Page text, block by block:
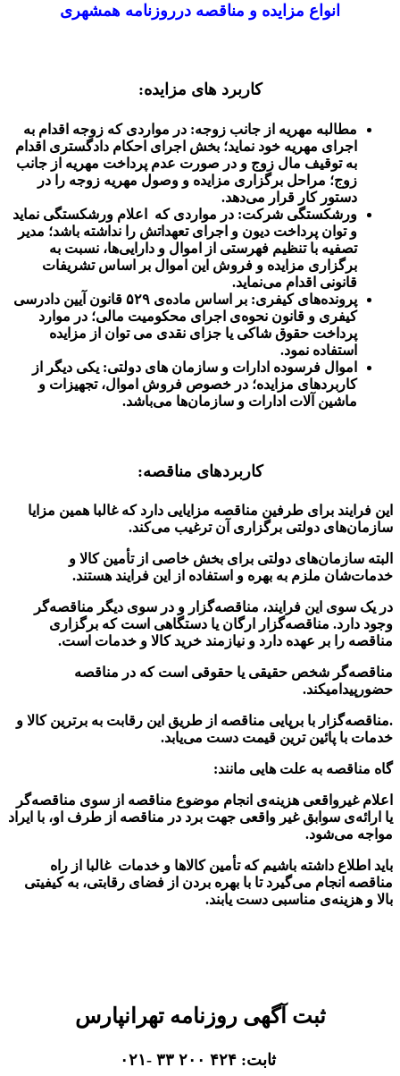
انواع مزایده و مناقصه درروزنامه همشهری
کاربرد های مزایده:
مطالبه مهریه از جانب زوجه: در مواردی که زوجه اقدام به
اجرای مهریه خود نماید؛ بخش اجرای احکام دادگستری اقدام
به توقیف مال زوج و در صورت عدم پرداخت مهریه از جانب
زوج؛ مراحل برگزاری مزایده و وصول مهریه زوجه را در
دستور کار قرار می‌دهد.
ورشکستگی شرکت: در مواردی که اعلام ورشکستگی نماید
و توان پرداخت دیون و اجرای تعهداتش را نداشته باشد؛ مدیر
تصفیه با تنظیم فهرستی از اموال و دارایی‌ها، نسبت به
برگزاری مزایده و فروش این اموال بر اساس تشریفات
قانونی اقدام می‌نماید.
پرونده‌های کیفری: بر اساس ماده‌ی ۵۲۹ قانون آیین دادرسی
کیفری و قانون نحوه‌ی اجرای محکومیت مالی؛ در موارد
پرداخت حقوق شاکی یا جزای نقدی می ‌توان از مزایده
استفاده نمود.
اموال فرسوده ادارات و سازمان های دولتی: یکی دیگر از
کاربردهای مزایده؛ در خصوص فروش اموال، تجهیزات و
ماشین آلات ادارات و سازمان‌ها می‌باشد.
کاربردهای مناقصه:
این فرایند برای طرفین مناقصه مزایایی دارد که غالبا همین مزایا
سازمان‌های دولتی برگزاری آن ترغیب می‌کند.
البته سازمان‌های دولتی برای بخش خاصی از تأمین کالا و
خدمات‌شان ملزم به بهره و استفاده از این فرایند هستند.
در یک سوی این فرایند، مناقصه‌گزار و در سوی دیگر مناقصه‌گر
وجود دارد. مناقصه‌گزار ارگان یا دستگاهی است که برگزاری
مناقصه را بر عهده دارد و نیازمند خرید کالا و خدمات است.
مناقصه‌گر شخص حقیقی یا حقوقی است که در مناقصه
حضورپیدامیکند.
.مناقصه‌گزار با برپایی مناقصه از طریق این رقابت به برترین کالا و
خدمات با پائین ترین قیمت دست می‌یابد.
گاه مناقصه به علت هایی مانند:
اعلام غیرواقعی هزینه‌ی انجام موضوع مناقصه از سوی مناقصه‌گر
یا ارائه‌ی سوابق غیر واقعی جهت برد در مناقصه از طرف او، با ایراد
مواجه می‌شود.
باید اطلاع داشته باشیم که تأمین کالاها و خدمات غالبا از راه
مناقصه انجام می‌گیرد تا با بهره بردن از فضای رقابتی، به کیفیتی
بالا و هزینه‌ی مناسبی دست یابند.
ثبت آگهی روزنامه تهرانپارس
ثابت: ۴۲۴ ۲۰۰ ۳۳ -۰۲۱